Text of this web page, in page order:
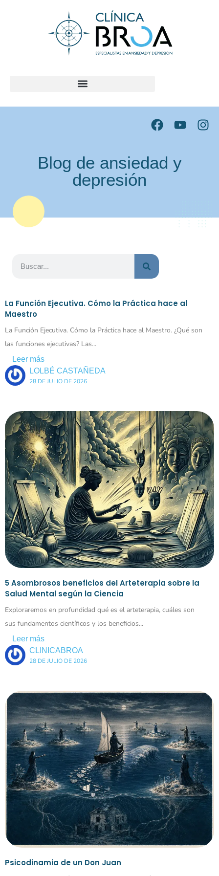
Blog de ansiedad y
depresión
La Función Ejecutiva. Cómo la Práctica hace al
Maestro
La Función Ejecutiva. Cómo la Práctica hace al Maestro. ¿Qué son
las funciones ejecutivas? Las...
Leer más
LOLBÉ CASTAÑEDA
28 DE JULIO DE 2026
5 Asombrosos beneficios del Arteterapia sobre la
Salud Mental según la Ciencia
Exploraremos en profundidad qué es el arteterapia, cuáles son
sus fundamentos científicos y los beneficios...
Leer más
CLINICABROA
28 DE JULIO DE 2026
Psicodinamia de un Don Juan